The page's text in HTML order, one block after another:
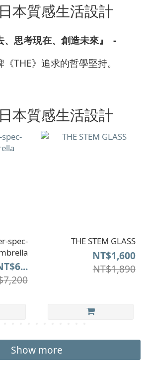
本質感生活設計
、思考現在、創造未來』 -
THE》追求的哲學堅持。
本質感生活設計
spec-
THE STEM GLASS
NT$1,600
NT$1,890
Show more